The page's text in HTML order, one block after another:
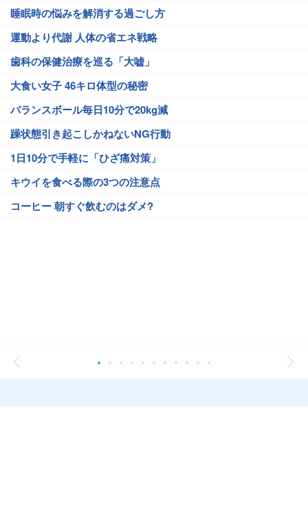
睡眠時の悩みを解消する過ごし方
運動より代謝 人体の省エネ戦略
歯科の保健治療を巡る「大嘘」
大食い女子 46キロ体型の秘密
バランスボール毎日10分で20kg減
躁状態引き起こしかねないNG行動
1日10分で手軽に「ひざ痛対策」
キウイを食べる際の3つの注意点
コーヒー 朝すぐ飲むのはダメ?